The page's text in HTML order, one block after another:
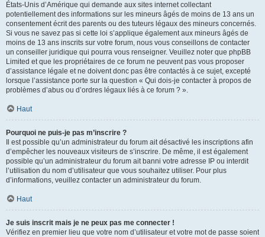
États-Unis d’Amérique qui demande aux sites internet collectant
potentiellement des informations sur les mineurs âgés de moins de 13 ans un
consentement écrit des parents ou des tuteurs légaux des mineurs concernés.
Si vous ne savez pas si cette loi s’applique également aux mineurs âgés de
moins de 13 ans inscrits sur votre forum, nous vous conseillons de contacter
un conseiller juridique qui pourra vous renseigner. Veuillez noter que phpBB
Limited et que les propriétaires de ce forum ne peuvent pas vous proposer
d’assistance légale et ne doivent donc pas être contactés à ce sujet, excepté
lorsque l’assistance porte sur la question « Qui dois-je contacter à propos de
problèmes d’abus ou d’ordres légaux liés à ce forum ? ».
Haut
Pourquoi ne puis-je pas m’inscrire ?
Il est possible qu’un administrateur du forum ait désactivé les inscriptions afin
d’empêcher les nouveaux visiteurs de s’inscrire. De même, il est également
possible qu’un administrateur du forum ait banni votre adresse IP ou interdit
l’utilisation du nom d’utilisateur que vous souhaitez utiliser. Pour plus
d’informations, veuillez contacter un administrateur du forum.
Haut
Je suis inscrit mais je ne peux pas me connecter !
Vérifiez en premier lieu que votre nom d’utilisateur et votre mot de passe soient